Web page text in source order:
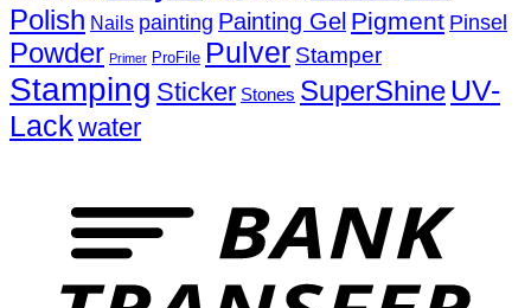
Polish Nails painting Painting Gel Pigment Pinsel
Powder Primer ProFile Pulver Stamper
Stamping Sticker Stones SuperShine UV-
Lack water